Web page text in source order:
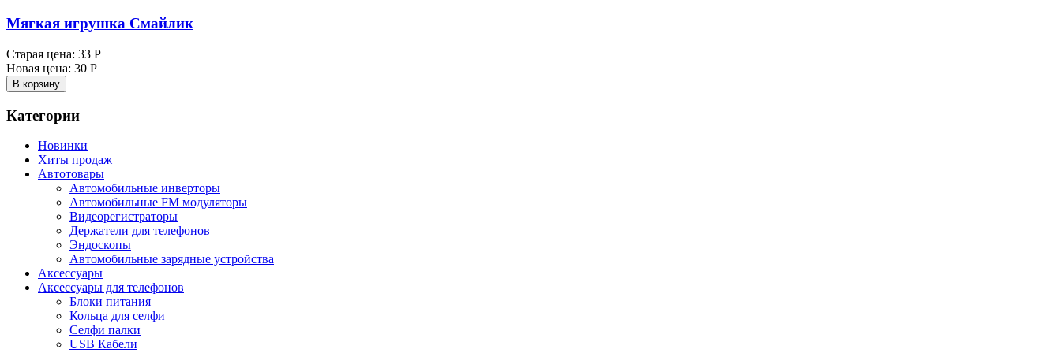
Мягкая игрушка Смайлик
Старая цена: 33 Р
Новая цена: 30 Р
В корзину
Категории
Новинки
Хиты продаж
Автотовары
Автомобильные инверторы
Автомобильные FM модуляторы
Видеорегистраторы
Держатели для телефонов
Эндоскопы
Автомобильные зарядные устройства
Аксессуары
Аксессуары для телефонов
Блоки питания
Кольца для селфи
Селфи палки
USB Кабели